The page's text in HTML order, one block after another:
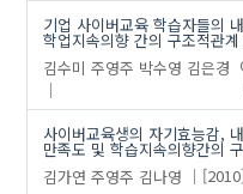
기업 사이버교육 학습자들의
학업지속의향 간의 구조적관
김수미 주영주 박수영 김은경
사이버교육생의 자기효능감,
만족도 및 학습지속의향간의
김가연 주영주 김나영
[2010]